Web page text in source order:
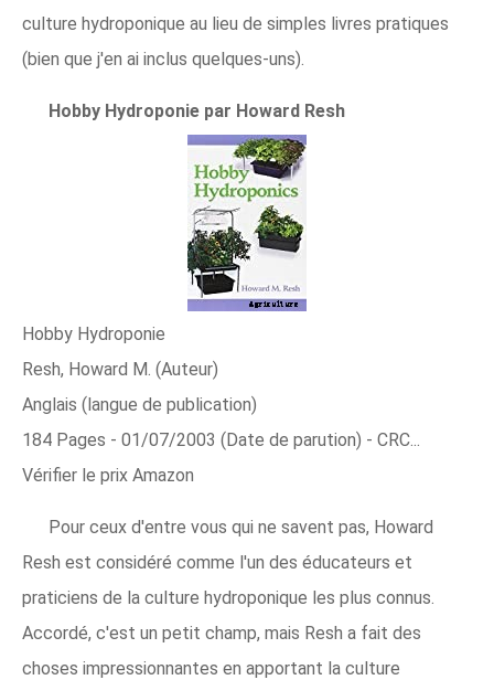
culture hydroponique au lieu de simples livres pratiques
(bien que j'en ai inclus quelques-uns).
Hobby Hydroponie par Howard Resh
Hobby Hydroponie
Resh, Howard M. (Auteur)
Anglais (langue de publication)
184 Pages - 01/07/2003 (Date de parution) - CRC...
Vérifier le prix Amazon
Pour ceux d'entre vous qui ne savent pas, Howard
Resh est considéré comme l'un des éducateurs et
praticiens de la culture hydroponique les plus connus.
Accordé, c'est un petit champ, mais Resh a fait des
choses impressionnantes en apportant la culture